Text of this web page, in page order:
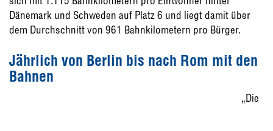
Dänemark und Schweden auf Platz 6 und liegt damit über
dem Durchschnitt von 961 Bahnkilometern pro Bürger.
Jährlich von Berlin bis nach Rom mit den
Bahnen
„Die